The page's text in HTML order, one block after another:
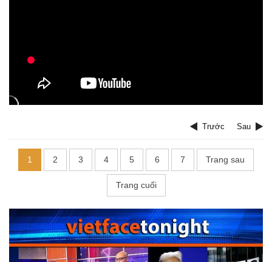
Trước Sau
1 2 3 4 5 6 7 Trang sau
Trang cuối